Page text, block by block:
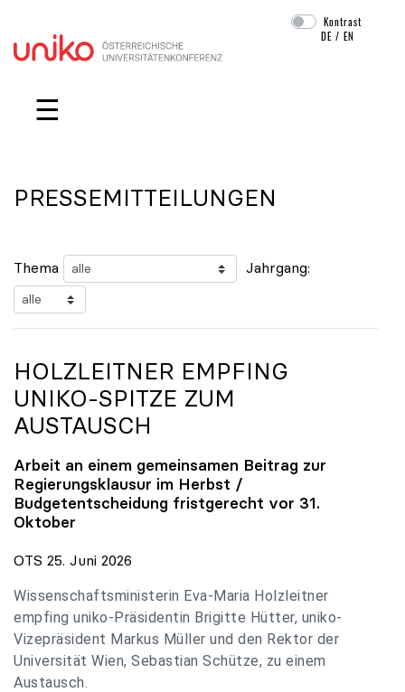
Navigation überspringen
Kontrast
DE /EN
☰
PRESSEMITTEILUNGEN
Thema Jahrgang:
HOLZLEITNER EMPFING
UNIKO-SPITZE ZUM
AUSTAUSCH
Arbeit an einem gemeinsamen Beitrag zur
Regierungsklausur im Herbst /
Budgetentscheidung fristgerecht vor 31.
Oktober
OTS 25. Juni 2026
Wissenschaftsministerin Eva-Maria Holzleitner
empfing uniko-Präsidentin Brigitte Hütter, uniko-
Vizepräsident Markus Müller und den Rektor der
Universität Wien, Sebastian Schütze, zu einem
Austausch.